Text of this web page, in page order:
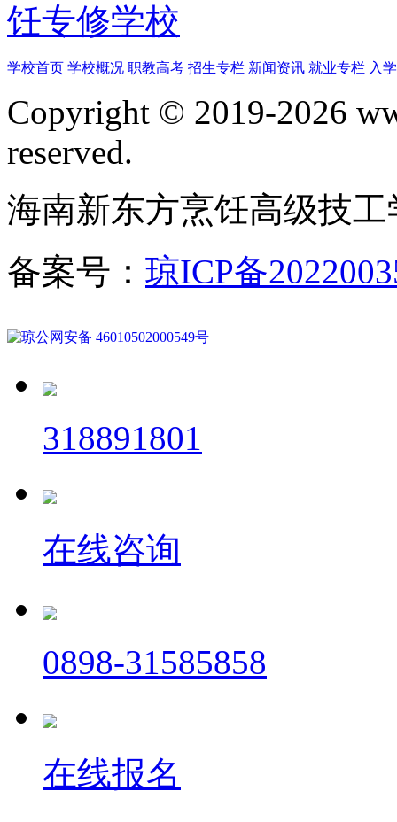
饪专修学校
学校首页 学校概况 职教高考 招生专栏 新闻资讯 就业专栏 入
Copyright © 2019-2026
reserved.
海南新东方烹饪高级技
备案号： 琼ICP备
琼公网安备 46010502000549号
318891801
在线咨询
0898-31585858
在线报名